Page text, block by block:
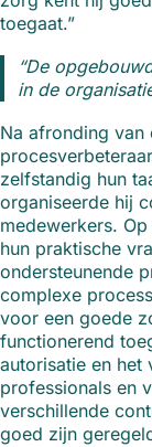
toegaat.”
“De
in de
Na afronding van
zelfstandig hun
organiseerde hij
medewerkers.
hun praktische
ondersteunende
complexe
voor een goede
functionerend
autorisatie en
professionals en
verschillende
goed zijn